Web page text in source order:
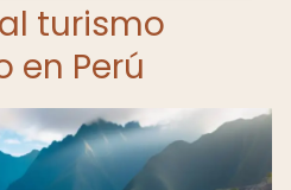
turismo
en Perú